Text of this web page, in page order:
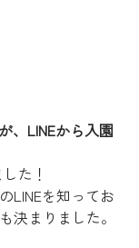
、LINEから入園
た！
LINEを知ってお
決まりました。